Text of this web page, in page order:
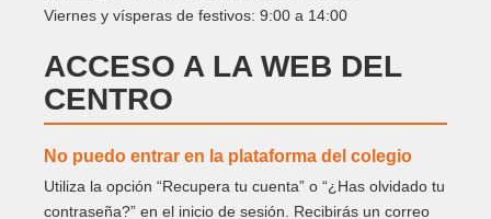
Viernes y vísperas de festivos: 9:00 a 14:00
ACCESO A LA WEB DEL
CENTRO
No puedo entrar en la plataforma del colegio
Utiliza la opción “Recupera tu cuenta” o “¿Has olvidado tu
contraseña?” en el inicio de sesión. Recibirás un correo